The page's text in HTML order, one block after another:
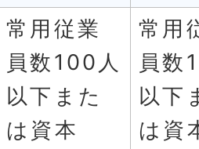
常用従業
員数100人
以下また
は資本
常用
員数
以下
は資